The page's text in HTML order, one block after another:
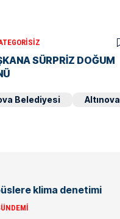
SÜRPRİZ DOĞUM
Belediyesi Altınova
klima denetimi